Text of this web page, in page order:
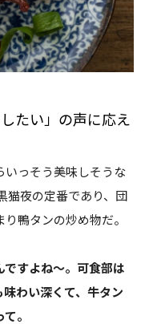
たい」の声に応え
いっそう美味しそうな
猫夜の定番であり、団
鴨タンの炒め物だ。
すよね〜。可食部は
わい深くて、牛タン
。